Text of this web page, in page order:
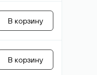
В корзину
В корзину